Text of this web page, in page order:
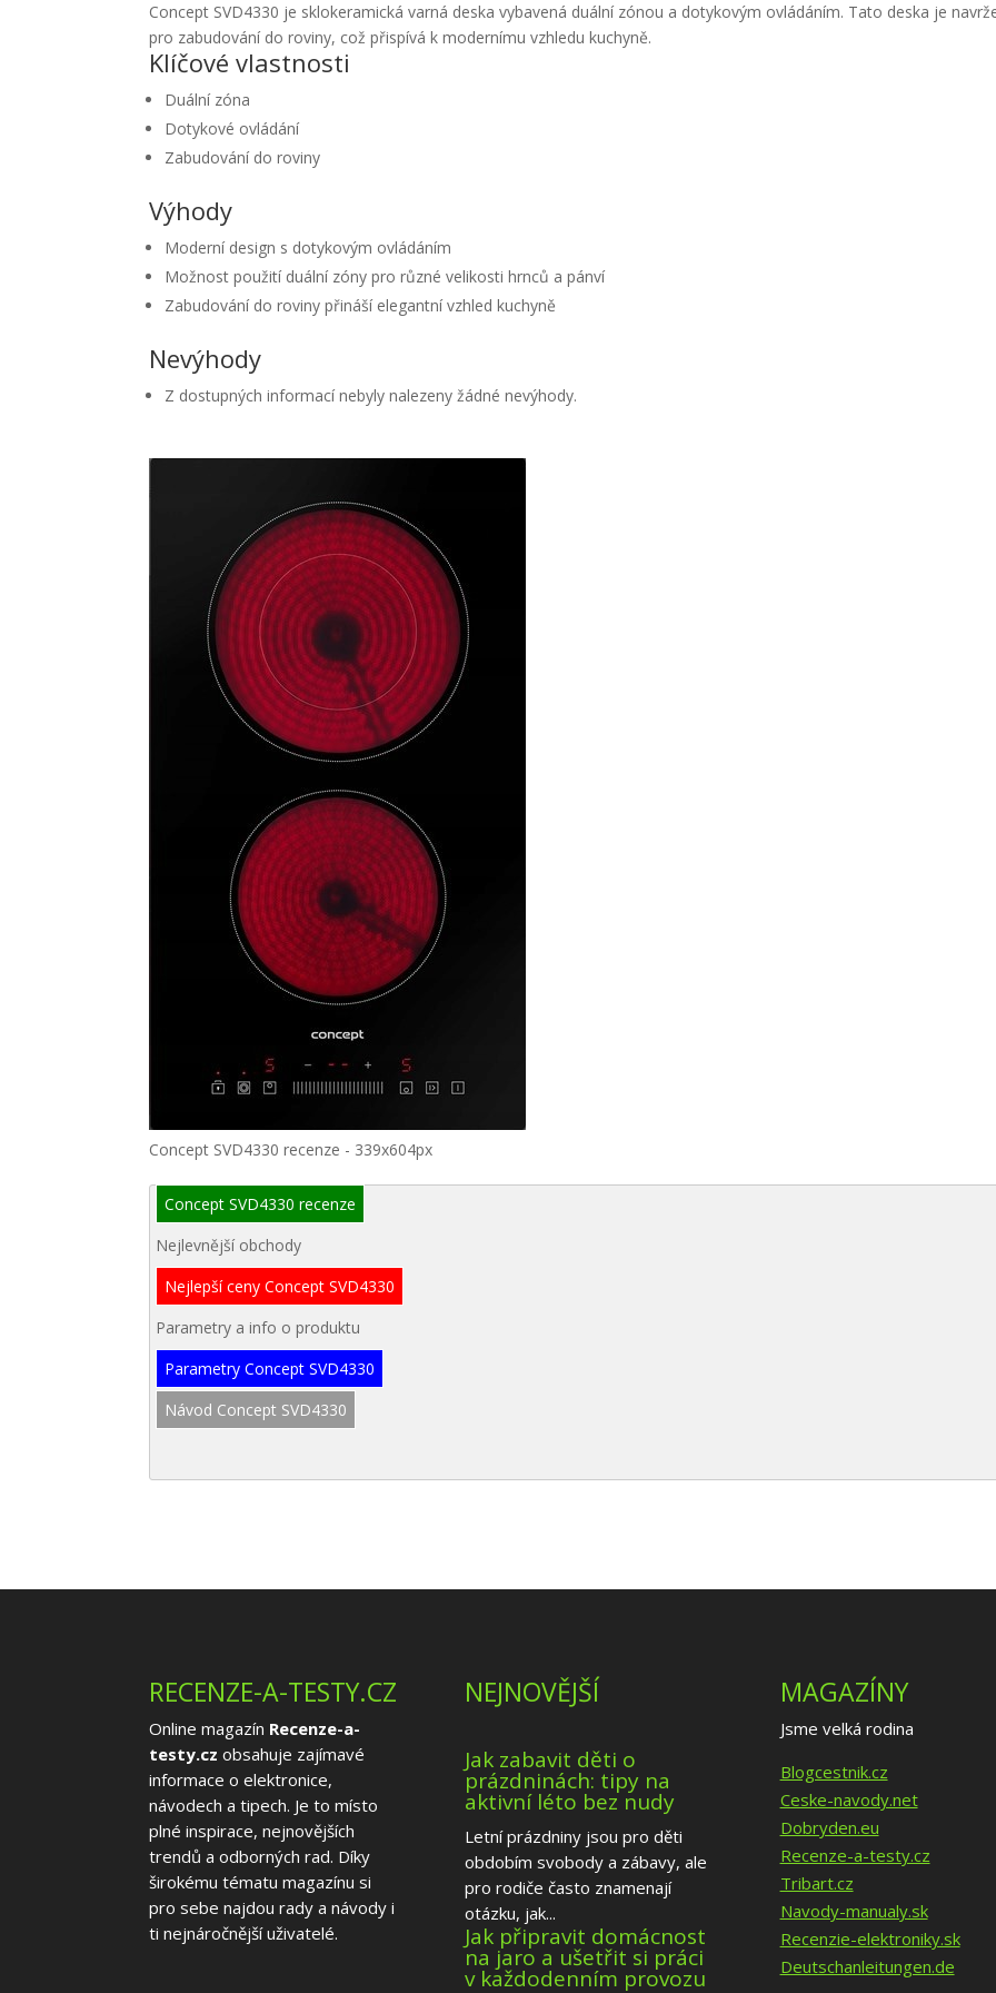
Concept SVD4330 je sklokeramická varná deska vybavená duální zónou a dotykovým ovládáním. Tato deska je
pro zabudování do roviny, což přispívá k modernímu vzhledu kuchyně.
Klíčové vlastnosti
Duální zóna
Dotykové ovládání
Zabudování do roviny
Výhody
Moderní design s dotykovým ovládáním
Možnost použití duální zóny pro různé velikosti hrnců a pánví
Zabudování do roviny přináší elegantní vzhled kuchyně
Nevýhody
Z dostupných informací nebyly nalezeny žádné nevýhody.
Concept SVD4330 recenze - 339x604px
Concept SVD4330 recenze
Nejlevnější obchody
Nejlepší ceny Concept SVD4330
Parametry a info o produktu
Parametry Concept SVD4330
Návod Concept SVD4330
RECENZE-A-TESTY.CZ
Online magazín Recenze-a-
testy.cz obsahuje zajímavé
informace o elektronice,
návodech a tipech. Je to místo
plné inspirace, nejnovějších
trendů a odborných rad. Díky
širokému tématu magazínu si
pro sebe najdou rady a návody i
ti nejnáročnější uživatelé.
NEJNOVĚJŠÍ
Jak zabavit děti o
prázdninách: tipy na
aktivní léto bez nudy
Letní prázdniny jsou pro děti
obdobím svobody a zábavy, ale
pro rodiče často znamenají
otázku, jak...
Jak připravit domácnost
na jaro a ušetřit si práci
v každodenním provozu
MAGAZÍNY
Jsme velká rodina
Blogcestnik.cz
Ceske-navody.net
Dobryden.eu
Recenze-a-testy.cz
Tribart.cz
Navody-manualy.sk
Recenzie-elektroniky.sk
Deutschanleitungen.de